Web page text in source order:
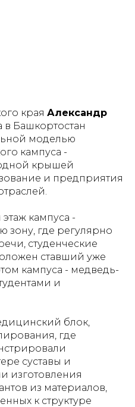
края Александр
в Башкортостан
моделью
кампуса -
крышей
и предприятия
кампуса -
зону, где регулярно
студенческие
ставший уже
кампуса - медведь-
и
блок,
где
суставы и
изготовления
из материалов,
к структуре